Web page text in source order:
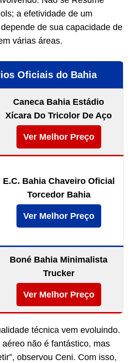
a efetividade de um
de sua capacidade de
várias áreas.
Oficiais do Bahia
Caneca Bahia Estádio
Xícara Do Tricolor De Aço
Ver Melhor Preço
E.C. Bahia Chaveiro Oficial
Torcedor Bahia
Ver Melhor Preço
Boné Bahia Minimalista
Trucker
Ver Melhor Preço
técnica vem evoluindo.
não é fantástico, mas
observou Ceni. Com isso,